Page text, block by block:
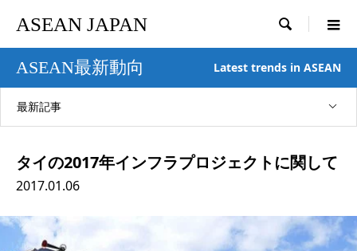
ASEAN JAPAN 
ASEAN最新動向 Latest trends in ASEAN
最新記事
タイの2017年インフラプロジェクトに関して
2017.01.06